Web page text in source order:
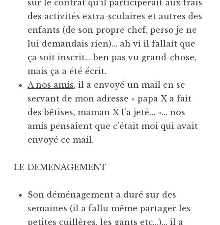
sur le contrat qu’il participerait aux frais
des activités extra-scolaires et autres des
enfants (de son propre chef, perso je ne
lui demandais rien)… ah vi il fallait que
ça soit inscrit… ben pas vu grand-chose,
mais ça a été écrit.
A nos amis, il a envoyé un mail en se
servant de mon adresse « papa X a fait
des bêtises, maman X l’a jeté… »… nos
amis pensaient que c’était moi qui avait
envoyé ce mail.
LE DEMENAGEMENT
Son déménagement a duré sur des
semaines (il a fallu même partager les
petites cuillères, les gants etc…)… il a